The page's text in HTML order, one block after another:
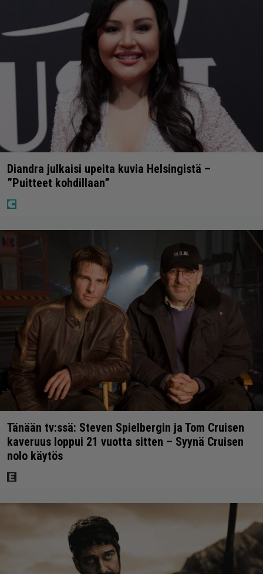
Diandra julkaisi upeita kuvia Helsingistä –
”Puitteet kohdillaan”
Tänään tv:ssä: Steven Spielbergin ja Tom Cruisen
kaveruus loppui 21 vuotta sitten – Syynä Cruisen
nolo käytös